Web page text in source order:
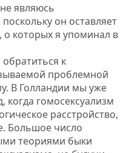
являюсь
он оставляет
которых я упоминал в
к
проблемной
В Голландии мы уже
когда гомосексуализм
расстройство,
Большое число
теориями быки